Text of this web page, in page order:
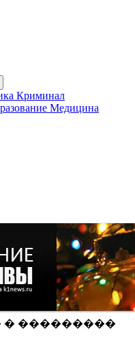
Криминал
Медицина
� ���������